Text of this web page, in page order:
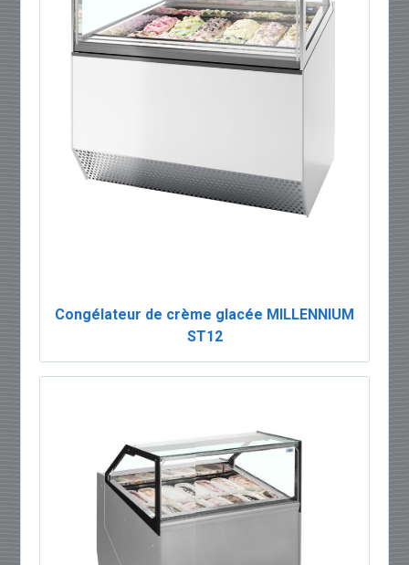
Congélateur de crème glacée MILLENNIUM
ST12